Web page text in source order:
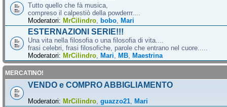
Tutto quello che fà musica,
compreso il calpestiò della powderrr....
Moderatori: MrCilindro bobo Mari
ESTERNAZIONI SERIE!!!
Una vita nella filosofia o una filosofia di vita....
frasi celebri, frasi filosofiche, parole che entrano nel cuore.....
Moderatori: MrCilindro Mari MB Maestrina
MERCATINO!
VENDO e COMPRO ABBIGLIAMENTO
Moderatori: MrCilindro guazzo21 Mari